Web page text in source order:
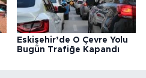
Eskişehir’de O Çevre Yolu
Bugün Trafiğe Kapandı